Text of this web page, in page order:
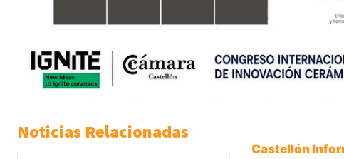
Noticias Relacionadas
Castellón